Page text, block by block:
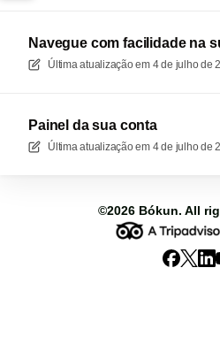
Navegue com facilidade na
Última atualização em 4 de julho de
Painel da sua conta
Última atualização em 4 de julho de
©2026 Bókun. All